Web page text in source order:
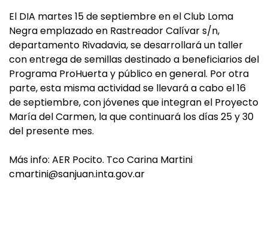
El DIA martes 15 de septiembre en el Club Loma
Negra emplazado en Rastreador Calívar s/n,
departamento Rivadavia, se desarrollará un taller
con entrega de semillas destinado a beneficiarios del
Programa ProHuerta y público en general. Por otra
parte, esta misma actividad se llevará a cabo el 16
de septiembre, con jóvenes que integran el Proyecto
María del Carmen, la que continuará los días 25 y 30
del presente mes.
Más info: AER Pocito. Tco Carina Martini
cmartini@sanjuan.inta.gov.ar